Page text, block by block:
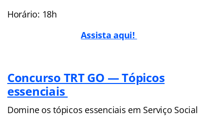
Horário: 18h
Assista aqui!
Concurso TRT GO — Tópicos
essenciais
Domine os tópicos essenciais em Serviço Social